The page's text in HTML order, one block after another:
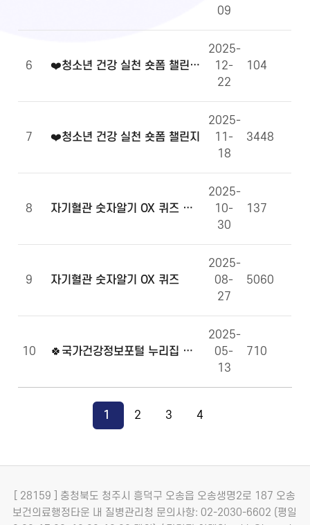
09
6 ❤️청소년 건강 실천 숏폼 챌린지 당첨자 발표
2025-
12-
22
104
7 ❤️청소년 건강 실천 숏폼 챌린지
2025-
11-
18
3448
8 자기혈관 숫자알기 OX 퀴즈 당첨자 발표
2025-
10-
30
137
9 자기혈관 숫자알기 OX 퀴즈
2025-
08-
27
5060
10 🍀국가건강정보포털 누리집 만족도 조사에 참여해주세요!🍀
2025-
05-
13
710
1 2 3 4
[ 28159 ] 충청북도 청주시 흥덕구 오송읍 오송생명2로 187 오송
보건의료행정타운 내 질병관리청 문의사항: 02-2030-6602 (평일